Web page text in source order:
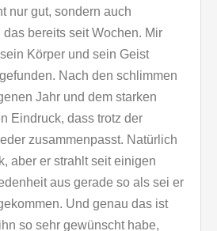
nur gut, sondern auch
bereits seit Wochen. Mir
Körper und sein Geist
Nach den schlimmen
Jahr und dem starken
Eindruck, dass trotz der
zusammenpasst. Natürlich
aber er strahlt seit einigen
aus gerade so als sei er
Und genau das ist
so sehr gewünscht habe,